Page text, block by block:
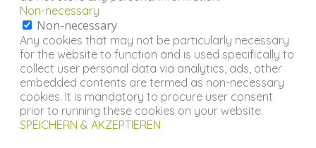
Non-necessary
Non-necessary
Any cookies that may not be particularly necessary
for the website to function and is used specifically to
collect user personal data via analytics, ads, other
embedded contents are termed as non-necessary
cookies. It is mandatory to procure user consent
prior to running these cookies on your website.
SPEICHERN & AKZEPTIEREN